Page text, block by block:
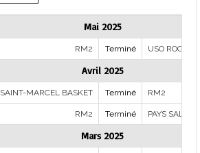
Mai 2025
RM2 Terminé USO
Avril 2025
SAINT-MARCEL BASKET Terminé RM2
RM2 Terminé PAYS
Mars 2025